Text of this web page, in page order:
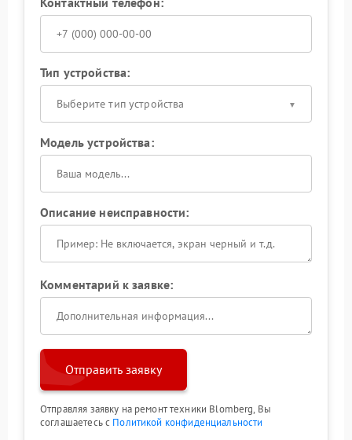
Тип устройства:
Выберите тип устройства
Модель устройства:
Описание неисправности:
Комментарий к заявке:
Отправить заявку
Отправляя заявку на ремонт техники Blomberg, Вы
соглашаетесь с Политикой конфиденциальности